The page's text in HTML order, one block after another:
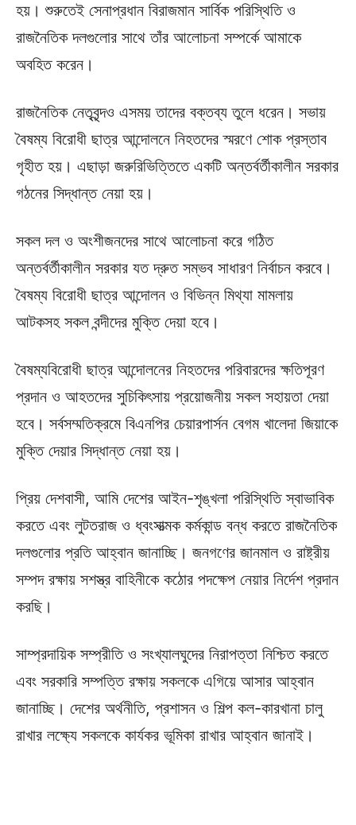
হয়। শুরুতেই সেনাপ্রধান বিরাজমান সার্বিক পরিস্থিতি ও
রাজনৈতিক দলগুলোর সাথে তাঁর আলোচনা সম্পর্কে আমাকে
অবহিত করেন।
রাজনৈতিক নেতৃবৃন্দও এসময় তাদের বক্তব্য তুলে ধরেন। সভায়
বৈষম্য বিরোধী ছাত্র আন্দোলনে নিহতদের স্মরণে শোক প্রস্তাব
গৃহীত হয়। এছাড়া জরুরিভিত্তিতে একটি অন্তর্বর্তীকালীন সরকার
গঠনের সিদ্ধান্ত নেয়া হয়।
সকল দল ও অংশীজনদের সাথে আলোচনা করে গঠিত
অন্তর্বর্তীকালীন সরকার যত দ্রুত সম্ভব সাধারণ নির্বাচন করবে।
বৈষম্য বিরোধী ছাত্র আন্দোলন ও বিভিন্ন মিথ্যা মামলায়
আটকসহ সকল বন্দীদের মুক্তি দেয়া হবে।
বৈষম্যবিরোধী ছাত্র আন্দোলনের নিহতদের পরিবারদের ক্ষতিপূরণ
প্রদান ও আহতদের সুচিকিৎসায় প্রয়োজনীয় সকল সহায়তা দেয়া
হবে। সর্বসম্মতিক্রমে বিএনপির চেয়ারপার্সন বেগম খালেদা জিয়াকে
মুক্তি দেয়ার সিদ্ধান্ত নেয়া হয়।
প্রিয় দেশবাসী, আমি দেশের আইন-শৃঙ্খলা পরিস্থিতি স্বাভাবিক
করতে এবং লুটতরাজ ও ধ্বংসাত্মক কর্মকান্ড বন্ধ করতে রাজনৈতিক
দলগুলোর প্রতি আহ্বান জানাচ্ছি। জনগণের জানমাল ও রাষ্ট্রীয়
সম্পদ রক্ষায় সশস্ত্র বাহিনীকে কঠোর পদক্ষেপ নেয়ার নির্দেশ প্রদান
করছি।
সাম্প্রদায়িক সম্প্রীতি ও সংখ্যালঘুদের নিরাপত্তা নিশ্চিত করতে
এবং সরকারি সম্পত্তি রক্ষায় সকলকে এগিয়ে আসার আহ্বান
জানাচ্ছি। দেশের অর্থনীতি, প্রশাসন ও শিল্প কল-কারখানা চালু
রাখার লক্ষ্যে সকলকে কার্যকর ভূমিকা রাখার আহ্বান জানাই।